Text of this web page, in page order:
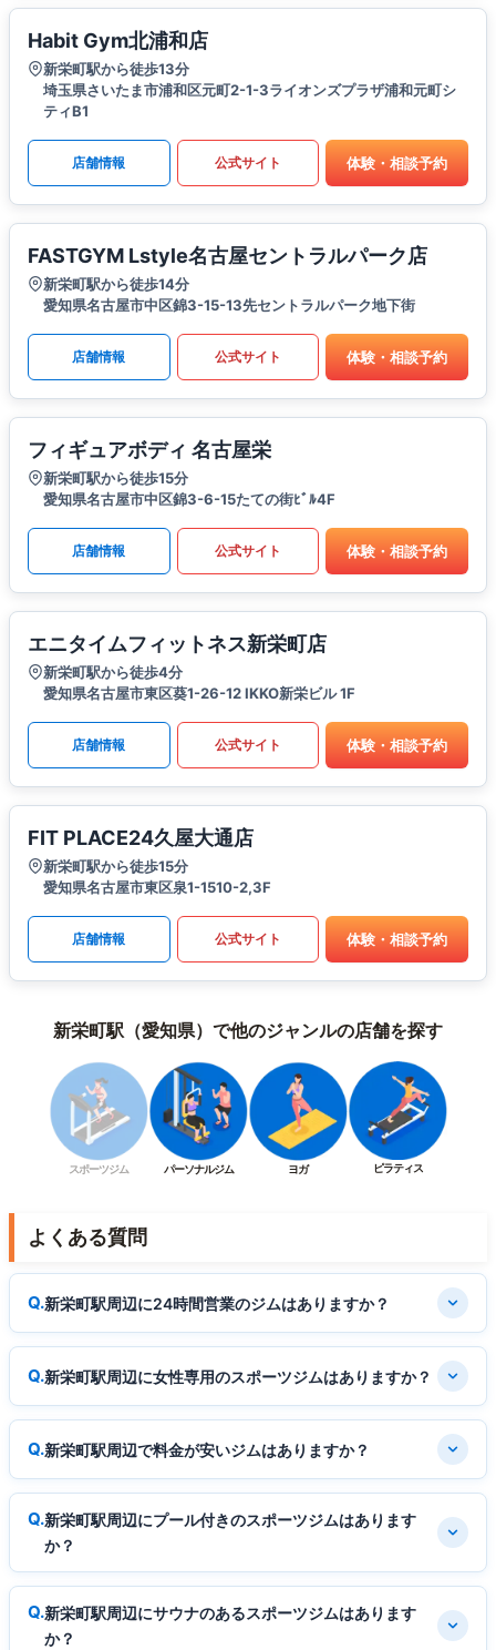
Habit Gym北浦和店
新栄町駅から徒歩13分
埼玉県さいたま市浦和区元町2-1-3ライオンズプラザ浦和元町シ
ティB1
店舗情報 公式サイト 体験・相談予約
FASTGYM Lstyle名古屋セントラルパーク店
新栄町駅から徒歩14分
愛知県名古屋市中区錦3-15-13先セントラルパーク地下街
店舗情報 公式サイト 体験・相談予約
フィギュアボディ 名古屋栄
新栄町駅から徒歩15分
愛知県名古屋市中区錦3-6-15たての街ﾋﾞﾙ4F
店舗情報 公式サイト 体験・相談予約
エニタイムフィットネス新栄町店
新栄町駅から徒歩4分
愛知県名古屋市東区葵1-26-12 IKKO新栄ビル 1F
店舗情報 公式サイト 体験・相談予約
FIT PLACE24久屋大通店
新栄町駅から徒歩15分
愛知県名古屋市東区泉1-1510-2,3F
店舗情報 公式サイト 体験・相談予約
新栄町駅（愛知県）で他のジャンルの店舗を探す
スポーツジム パーソナルジム ヨガ ピラティス
よくある質問
新栄町駅周辺に24時間営業のジムはありますか？
新栄町駅周辺に女性専用のスポーツジムはありますか？
新栄町駅周辺で料金が安いジムはありますか？
新栄町駅周辺にプール付きのスポーツジムはあります
か？
新栄町駅周辺にサウナのあるスポーツジムはあります
か？